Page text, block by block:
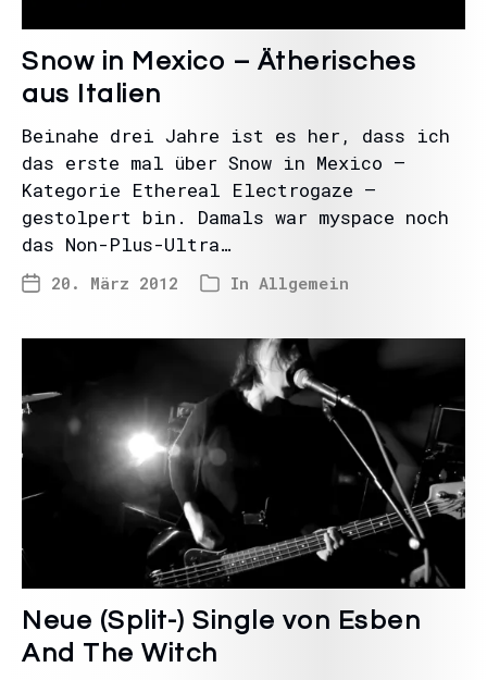
Snow in Mexico – Ätherisches
aus Italien
Beinahe drei Jahre ist es her, dass ich
das erste mal über Snow in Mexico –
Kategorie Ethereal Electrogaze –
gestolpert bin. Damals war myspace noch
das Non-Plus-Ultra…
20. März 2012 In Allgemein
Neue (Split-) Single von Esben
And The Witch